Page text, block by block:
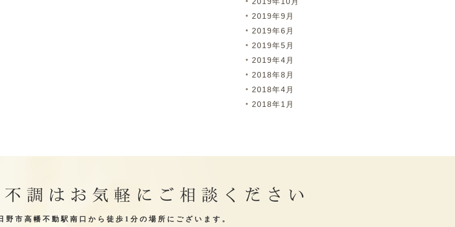
2019年9月
2019年6月
2019年5月
2019年4月
2018年8月
2018年4月
2018年1月
調はお気軽にご相談ください
野市高幡不動駅南口から徒歩1分の場所にございます。